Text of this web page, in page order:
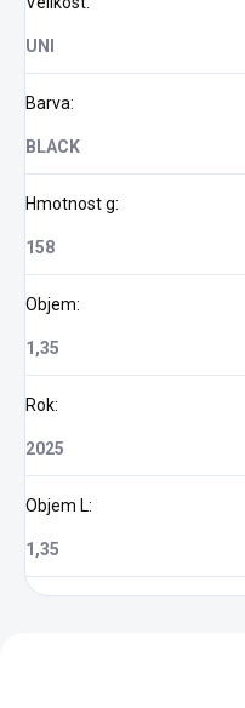
UNI
Barva:
BLACK
Hmotnost g:
158
Objem:
1,35
Rok:
2025
Objem L:
1,35